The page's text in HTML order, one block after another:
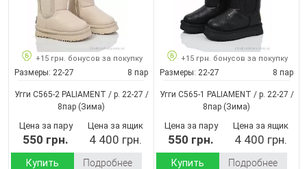
+15 грн. бонусов за покупку
Размеры: 22-27 8 пар
Угги C565-2 PALIAMENT / p. 22-27 /
8пар (Зима)
Цена за пару
550 грн.
Цена за ящик
4 400 грн.
Купить Подробнее
+15 грн. бонусов за покупку
Размеры: 22-27 8 пар
Угги C565-1 PALIAMENT / p. 22-27 /
8пар (Зима)
Цена за пару
550 грн.
Цена за ящик
4 400 грн.
Купить Подробнее